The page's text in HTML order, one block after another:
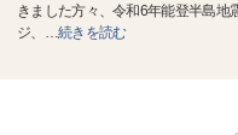
きました方々、令和6年能登半島地
ジ、 …続きを読む